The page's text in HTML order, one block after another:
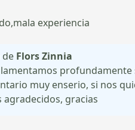
experiencia
de Flors Zinnia
lamentamos
muy enserio, si nos
agradecidos, gracias